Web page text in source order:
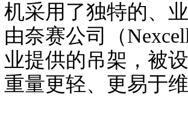
机采用了独特的、
由奈赛公司（
业提供的吊架，被
重量更轻、更易于维